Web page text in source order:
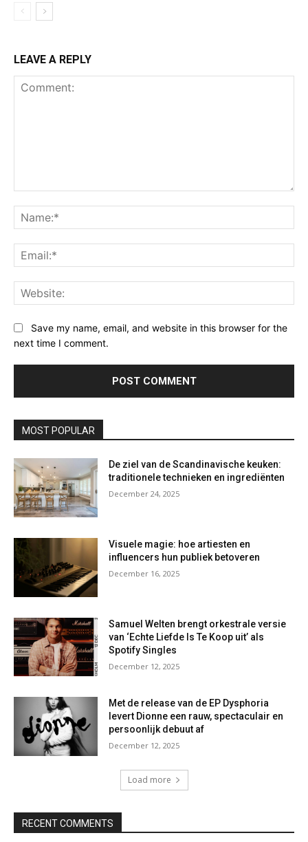
LEAVE A REPLY
Save my name, email, and website in this browser for the
next time I comment.
MOST POPULAR
De ziel van de Scandinavische keuken:
traditionele technieken en ingrediënten
December 24, 2025
Visuele magie: hoe artiesten en
influencers hun publiek betoveren
December 16, 2025
Samuel Welten brengt orkestrale versie
van ‘Echte Liefde Is Te Koop uit’ als
Spotify Singles
December 12, 2025
Met de release van de EP Dysphoria
levert Dionne een rauw, spectaculair en
persoonlijk debuut af
December 12, 2025
Load more
RECENT COMMENTS